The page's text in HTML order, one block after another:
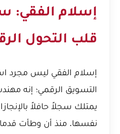
إسلام الفقي:
قلب التحول
إسلام الفقي ليس مجرد
التسويق الرقمي؛ إنه
يمتلك سجلاً حافلاً
نفسها. منذ أن وطأت